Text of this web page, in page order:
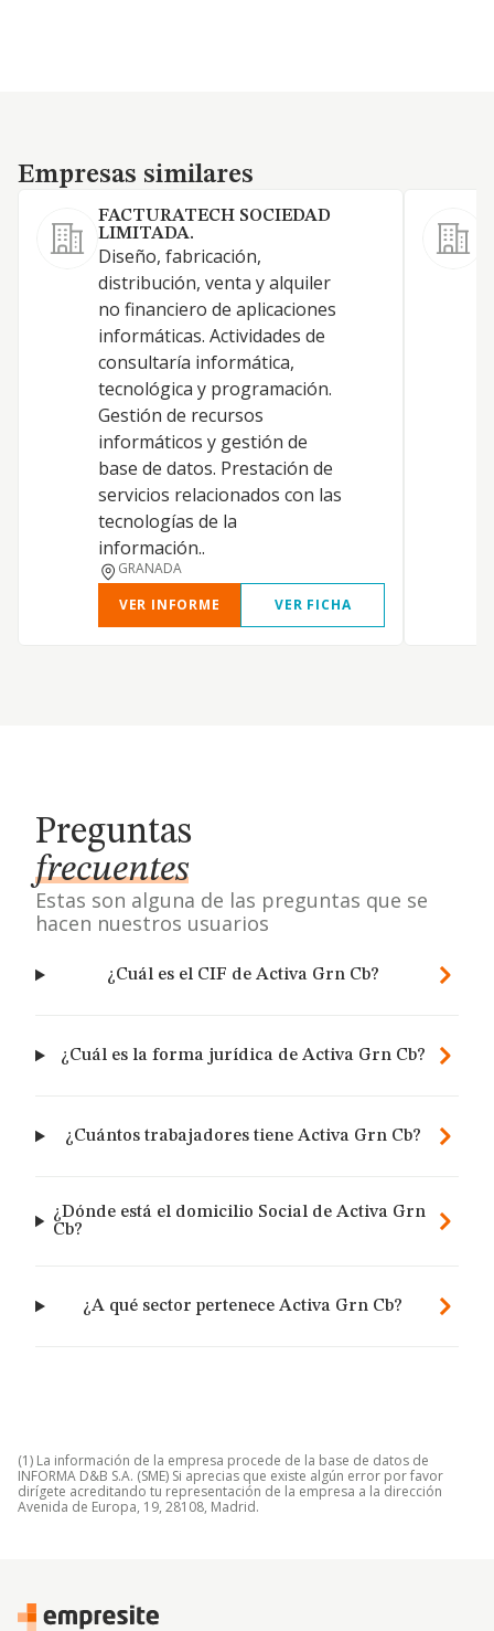
Empresas similares
Empresas similares
FACTURATECH SOCIEDAD
LIMITADA.
Diseño, fabricación,
distribución, venta y alquiler
no financiero de aplicaciones
informáticas. Actividades de
consultaría informática,
tecnológica y programación.
Gestión de recursos
informáticos y gestión de
base de datos. Prestación de
servicios relacionados con las
tecnologías de la
información..
GRANADA
VER INFORME
VER FICHA
Preguntas
frecuentes
Estas son alguna de las preguntas que se
hacen nuestros usuarios
¿Cuál es el CIF de Activa Grn Cb?
¿Cuál es la forma jurídica de Activa Grn Cb?
¿Cuántos trabajadores tiene Activa Grn Cb?
¿Dónde está el domicilio Social de Activa Grn
Cb?
¿A qué sector pertenece Activa Grn Cb?
(1) La información de la empresa procede de la base de datos de
INFORMA D&B S.A. (SME) Si aprecias que existe algún error por favor
dirígete acreditando tu representación de la empresa a la dirección
Avenida de Europa, 19, 28108, Madrid.